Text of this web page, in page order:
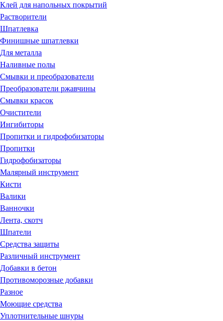
Клей для напольных покрытий
Растворители
Шпатлевка
Финишные шпатлевки
Для металла
Наливные полы
Смывки и преобразователи
Преобразователи ржавчины
Смывки красок
Очистители
Ингибиторы
Пропитки и гидрофобизаторы
Пропитки
Гидрофобизаторы
Малярный инструмент
Кисти
Валики
Ванночки
Лента, скотч
Шпатели
Средства защиты
Различный инструмент
Добавки в бетон
Противоморозные добавки
Разное
Моющие средства
Уплотнительные шнуры